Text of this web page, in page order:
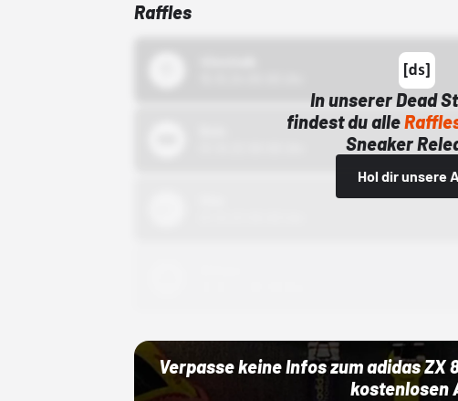
Raffles
In unserer Dead
findest du alle
Sneaker
Hol dir unsere
Verpasse keine Infos zum adidas ZX
kostenlosen